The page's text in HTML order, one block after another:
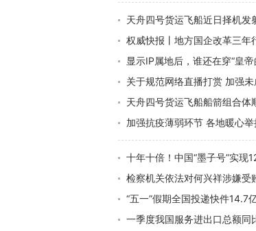
天舟四号货运飞船近日择机
权威快报丨地方国企改革三
显示IP属地后，谁还在穿“皇帝
关于规范网络直播打赏 加强
天舟四号货运飞船船箭组合
加强抗疫薄弱环节 各地暖心
十年十倍！中国“墨子号”实现
检察机关依法对何兴祥涉嫌受
“五一”假期全国投递快件14.7
一季度我国服务进出口总额同